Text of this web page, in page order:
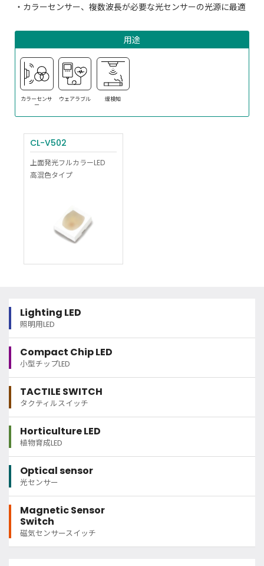
・カラーセンサー、複数波長が必要な光センサーの光源に最適
用途
カラーセンサ
ー
ウェアラブル 煙検知
CL-V502
上面発光フルカラーLED
高混色タイプ
Lighting LED
照明用LED
Compact Chip LED
小型チップLED
TACTILE SWITCH
タクティルスイッチ
Horticulture LED
植物育成LED
Optical sensor
光センサー
Magnetic Sensor
Switch
磁気センサースイッチ